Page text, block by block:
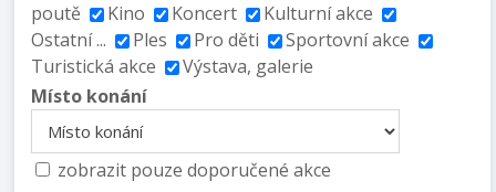
poutě
Kino Koncert
Kulturní akce
Ostatní ...
Ples Pro děti
Sportovní akce
Turistická akce
Výstava, galerie
Místo konání
zobrazit pouze doporučené akce